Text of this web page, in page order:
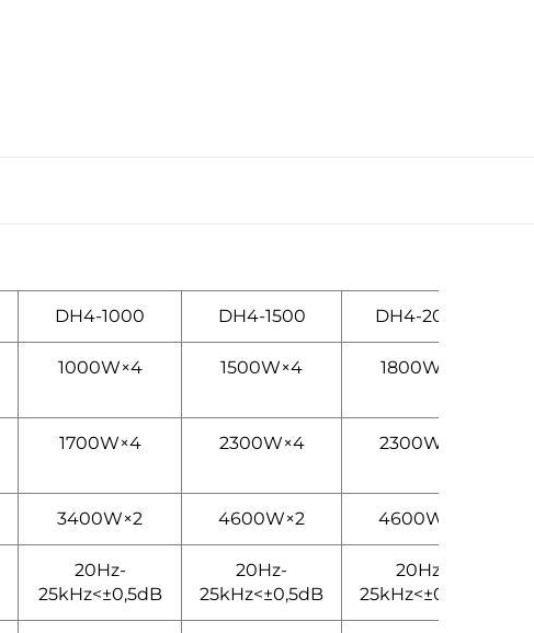
DH4-1000 DH4-1500 DH4-2000
1000W×4 1500W×4 1800W×4
1700W×4 2300W×4 2300W×4
3400W×2 4600W×2 4600W×2
20Hz-
25kHz<±0,5dB
20Hz-
25kHz<±0,5dB
20Hz-
25kHz<±0,5dB